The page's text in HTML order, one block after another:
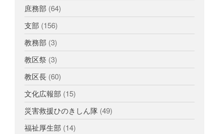
庶務部 (64)
支部 (156)
教務部 (3)
教区祭 (3)
教区長 (60)
文化広報部 (15)
災害救援ひのきしん隊 (49)
福祉厚生部 (14)